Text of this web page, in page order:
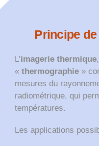
Principe
L’imagerie thermique
« thermographie»
mesures du
radiométrique, qui
températures.
Les applications